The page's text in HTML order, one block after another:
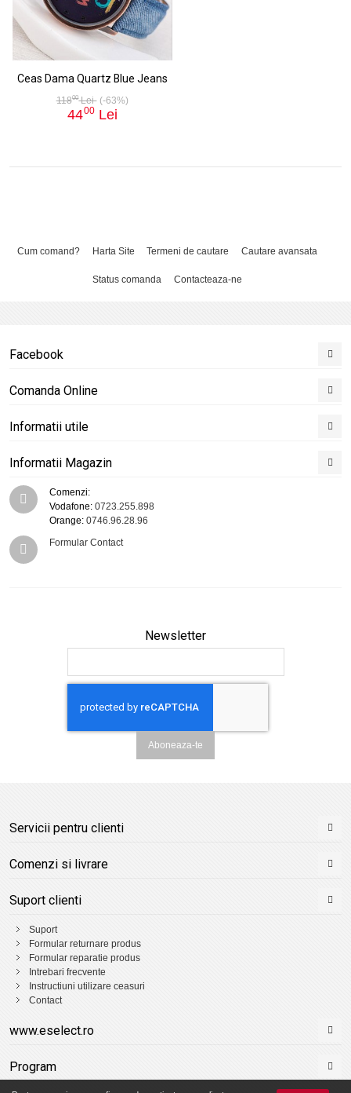
Ceas Dama Quartz Blue Jeans
11800Lei (-63%)
4400 Lei
Cum comand? Harta Site Termeni de cautare Cautare avansata
Status comanda Contacteaza-ne
Facebook
Comanda Online
Informatii utile
Informatii Magazin
Comenzi:
Vodafone: 0723.255.898
Orange: 0746.96.28.96
Formular Contact
Newsletter
Aboneaza-te
Servicii pentru clienti
Comenzi si livrare
Suport clienti
Suport
Formular returnare produs
Formular reparatie produs
Intrebari frecvente
Instructiuni utilizare ceasuri
Contact
www.eselect.ro
Program